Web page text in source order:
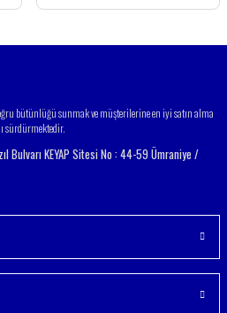
bütünlüğü sunmak ve müşterilerine en iyi satın alma
sürdürmektedir.
Bulvarı KEYAP Sitesi No : 44-59 Ümraniye /